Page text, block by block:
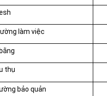
làm việc
thụ
bảo quản